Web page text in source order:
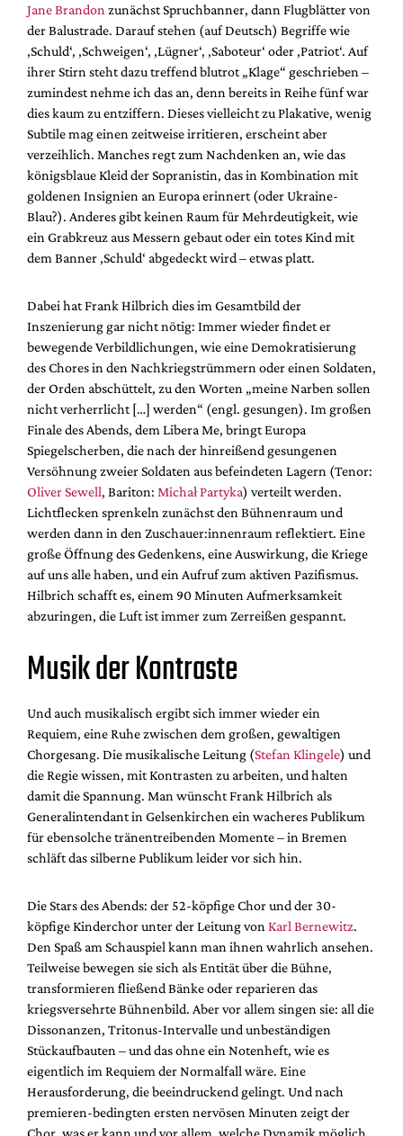
Jane Brandon zunächst Spruchbanner, dann Flugblätter von
der Balustrade. Darauf stehen (auf Deutsch) Begriffe wie
‚Schuld‘, ‚Schweigen‘, ‚Lügner‘, ‚Saboteur‘ oder ‚Patriot‘. Auf
ihrer Stirn steht dazu treffend blutrot „Klage“ geschrieben –
zumindest nehme ich das an, denn bereits in Reihe fünf war
dies kaum zu entziffern. Dieses vielleicht zu Plakative, wenig
Subtile mag einen zeitweise irritieren, erscheint aber
verzeihlich. Manches regt zum Nachdenken an, wie das
königsblaue Kleid der Sopranistin, das in Kombination mit
goldenen Insignien an Europa erinnert (oder Ukraine-
Blau?). Anderes gibt keinen Raum für Mehrdeutigkeit, wie
ein Grabkreuz aus Messern gebaut oder ein totes Kind mit
dem Banner ‚Schuld‘ abgedeckt wird – etwas platt.
Dabei hat Frank Hilbrich dies im Gesamtbild der
Inszenierung gar nicht nötig: Immer wieder findet er
bewegende Verbildlichungen, wie eine Demokratisierung
des Chores in den Nachkriegstrümmern oder einen Soldaten,
der Orden abschüttelt, zu den Worten „meine Narben sollen
nicht verherrlicht […] werden“ (engl. gesungen). Im großen
Finale des Abends, dem Libera Me, bringt Europa
Spiegelscherben, die nach der hinreißend gesungenen
Versöhnung zweier Soldaten aus befeindeten Lagern (Tenor:
Oliver Sewell, Bariton: Michał Partyka) verteilt werden.
Lichtflecken sprenkeln zunächst den Bühnenraum und
werden dann in den Zuschauer:innenraum reflektiert. Eine
große Öffnung des Gedenkens, eine Auswirkung, die Kriege
auf uns alle haben, und ein Aufruf zum aktiven Pazifismus.
Hilbrich schafft es, einem 90 Minuten Aufmerksamkeit
abzuringen, die Luft ist immer zum Zerreißen gespannt.
Musik der Kontraste
Und auch musikalisch ergibt sich immer wieder ein
Requiem, eine Ruhe zwischen dem großen, gewaltigen
Chorgesang. Die musikalische Leitung (Stefan Klingele) und
die Regie wissen, mit Kontrasten zu arbeiten, und halten
damit die Spannung. Man wünscht Frank Hilbrich als
Generalintendant in Gelsenkirchen ein wacheres Publikum
für ebensolche tränentreibenden Momente – in Bremen
schläft das silberne Publikum leider vor sich hin.
Die Stars des Abends: der 52-köpfige Chor und der 30-
köpfige Kinderchor unter der Leitung von Karl Bernewitz.
Den Spaß am Schauspiel kann man ihnen wahrlich ansehen.
Teilweise bewegen sie sich als Entität über die Bühne,
transformieren fließend Bänke oder reparieren das
kriegsversehrte Bühnenbild. Aber vor allem singen sie: all die
Dissonanzen, Tritonus-Intervalle und unbeständigen
Stückaufbauten – und das ohne ein Notenheft, wie es
eigentlich im Requiem der Normalfall wäre. Eine
Herausforderung, die beeindruckend gelingt. Und nach
premieren-bedingten ersten nervösen Minuten zeigt der
Chor, was er kann und vor allem, welche Dynamik möglich